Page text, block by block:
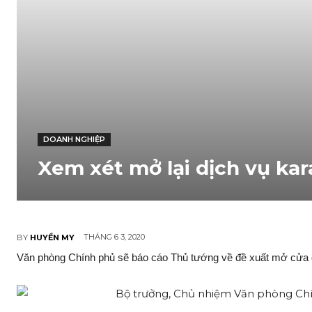
DOANH NGHIỆP
Xem xét mở lại dịch vụ
BY HUYỀN MY THÁNG 6 3, 2020
Văn phòng Chính phủ sẽ báo cáo Thủ tướng về đ‌ề xuất mở